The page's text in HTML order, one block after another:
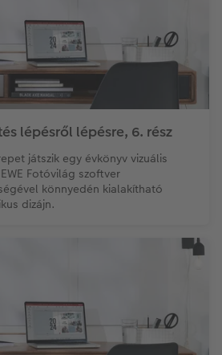
lépésről lépésre, 6. rész
játszik egy évkönyv vizuális
Fotóvilág szoftver
könnyedén kialakítható
dizájn.